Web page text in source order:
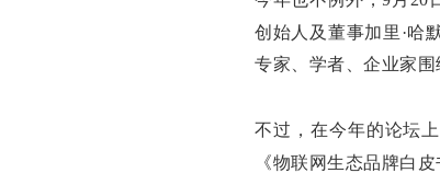
创始人及董事加里·哈
专家、学者、企业家
不过，在今年的论坛
《物联网生态品牌白皮